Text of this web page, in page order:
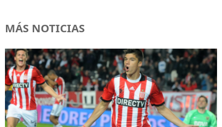
MÁS NOTICIAS